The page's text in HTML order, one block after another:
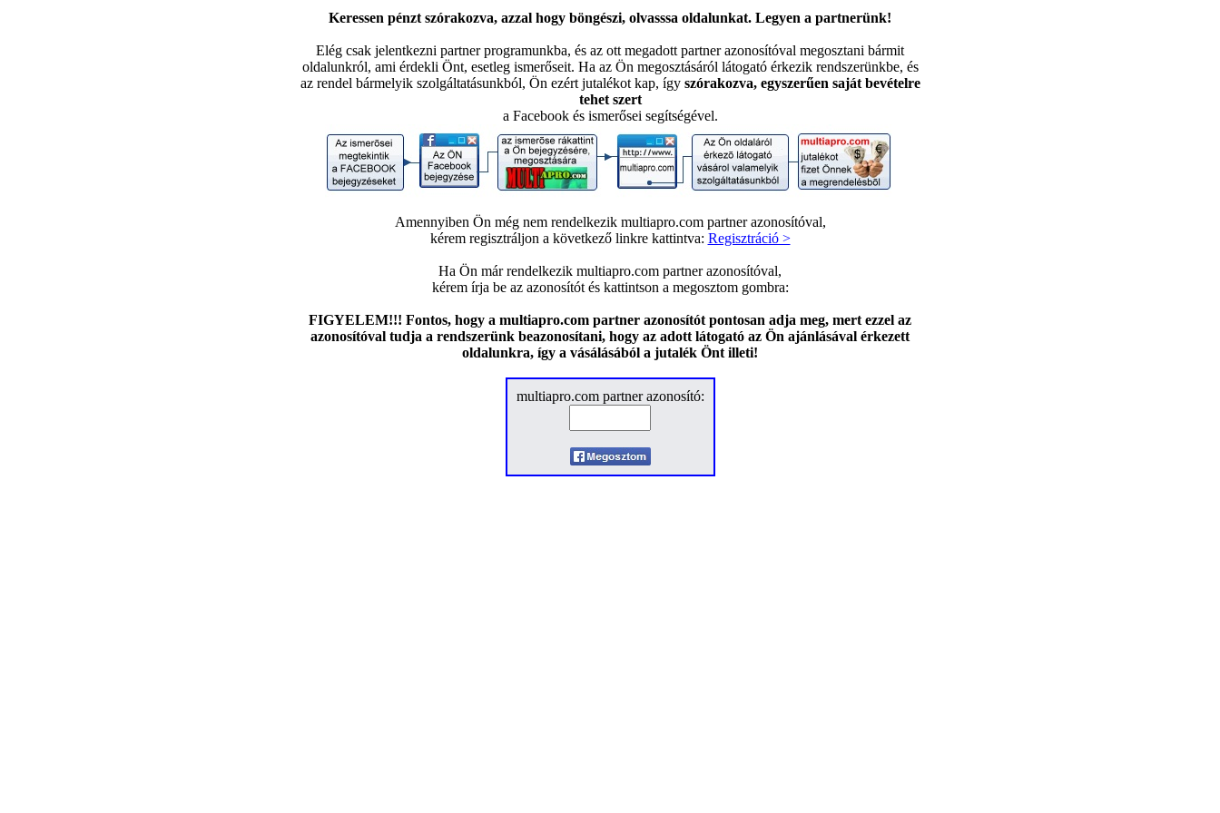
Keressen pénzt szórakozva, azzal hogy böngészi, olvasssa oldalunkat. Legyen a partnerünk!
Elég csak jelentkezni partner programunkba, és az ott megadott partner azonosítóval megosztani bármit
oldalunkról, ami érdekli Önt, esetleg ismerőseit. Ha az Ön megosztásáról látogató érkezik rendszerünkbe, és
az rendel bármelyik szolgáltatásunkból, Ön ezért jutalékot kap, így szórakozva, egyszerűen saját bevételre
tehet szert
a Facebook és ismerősei segítségével.
Amennyiben Ön még nem rendelkezik multiapro.com partner azonosítóval,
kérem regisztráljon a következő linkre kattintva: Regisztráció >
Ha Ön már rendelkezik multiapro.com partner azonosítóval,
kérem írja be az azonosítót és kattintson a megosztom gombra:
FIGYELEM!!! Fontos, hogy a multiapro.com partner azonosítót pontosan adja meg, mert ezzel az
azonosítóval tudja a rendszerünk beazonosítani, hogy az adott látogató az Ön ajánlásával érkezett
oldalunkra, így a vásálásából a jutalék Önt illeti!
multiapro.com partner azonosító: